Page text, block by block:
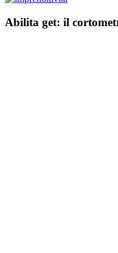
Abilita get: il